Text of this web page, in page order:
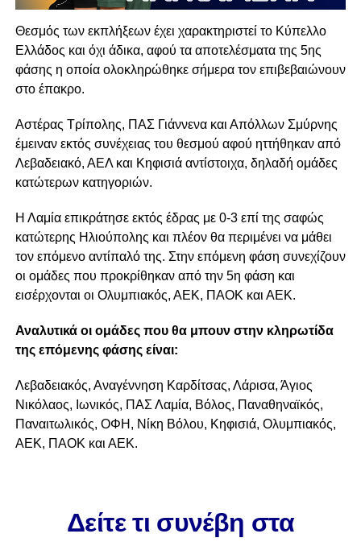
Θεσμός των εκπλήξεων έχει χαρακτηριστεί το Κύπελλο
Ελλάδος και όχι άδικα, αφού τα αποτελέσματα της 5ης
φάσης η οποία ολοκληρώθηκε σήμερα τον επιβεβαιώνουν
στο έπακρο.
Αστέρας Τρίπολης, ΠΑΣ Γιάννενα και Απόλλων Σμύρνης
έμειναν εκτός συνέχειας του θεσμού αφού ηττήθηκαν από
Λεβαδειακό, ΑΕΛ και Κηφισιά αντίστοιχα, δηλαδή ομάδες
κατώτερων κατηγοριών.
Η Λαμία επικράτησε εκτός έδρας με 0-3 επί της σαφώς
κατώτερης Ηλιούπολης και πλέον θα περιμένει να μάθει
τον επόμενο αντίπαλό της. Στην επόμενη φάση συνεχίζουν
οι ομάδες που προκρίθηκαν από την 5η φάση και
εισέρχονται οι Ολυμπιακός, ΑΕΚ, ΠΑΟΚ και ΑΕΚ.
Αναλυτικά οι ομάδες που θα μπουν στην κληρωτίδα
της επόμενης φάσης είναι:
Λεβαδειακός, Αναγέννηση Καρδίτσας, Λάρισα, Άγιος
Νικόλαος, Ιωνικός, ΠΑΣ Λαμία, Βόλος, Παναθηναϊκός,
Παναιτωλικός, ΟΦΗ, Νίκη Βόλου, Κηφισιά, Ολυμπιακός,
ΑΕΚ, ΠΑΟΚ και ΑΕΚ.
Δείτε τι συνέβη στα